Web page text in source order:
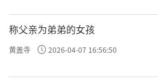
称父亲为弟弟的女孩
黄盖寺 2026-04-07 16:56:50